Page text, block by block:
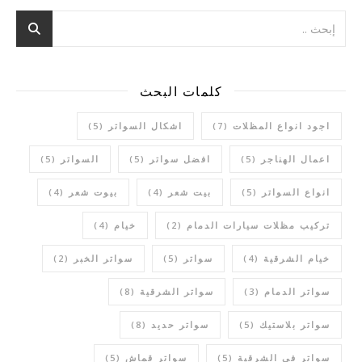
كلمات البحث
اجود انواع المظلات (7) اشكال السواتر (5)
اعمال الهناجر (5) افضل سواتر (5) السواتر (5)
انواع السواتر (5) بيت شعر (4) بيوت شعر (4)
تركيب مظلات سيارات الدمام (2) خيام (4)
خيام الشرقية (4) سواتر (5) سواتر الخبر (2)
سواتر الدمام (3) سواتر الشرقية (8)
سواتر بلاستيك (5) سواتر حديد (8)
سواتر في الشرقية (5) سواتر قماش (5)